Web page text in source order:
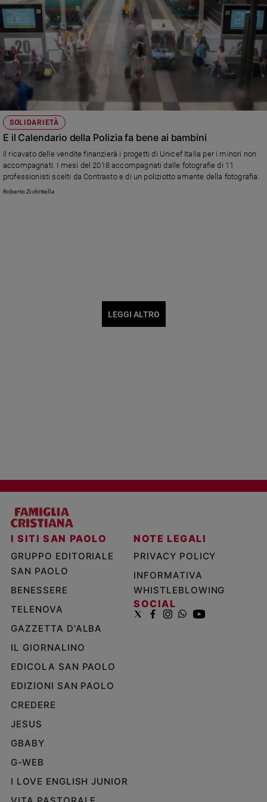
SOLIDARIETÀ
E il Calendario della Polizia fa bene ai bambini
Il ricavato delle vendite finanzierà i progetti di Unicef Italia per i minori non
accompagnati. I mesi del 2018 accompagnati dalle fotografie di 11
professionisti scelti da Contrasto e di un poliziotto amante della fotografia.
Roberto Zichittella
LEGGI ALTRO
I SITI SAN PAOLO
GRUPPO EDITORIALE
SAN PAOLO
BENESSERE
TELENOVA
GAZZETTA D'ALBA
IL GIORNALINO
EDICOLA SAN PAOLO
EDIZIONI SAN PAOLO
CREDERE
JESUS
GBABY
G-WEB
I LOVE ENGLISH JUNIOR
NOTE LEGALI
PRIVACY POLICY
INFORMATIVA
WHISTLEBLOWING
SOCIAL